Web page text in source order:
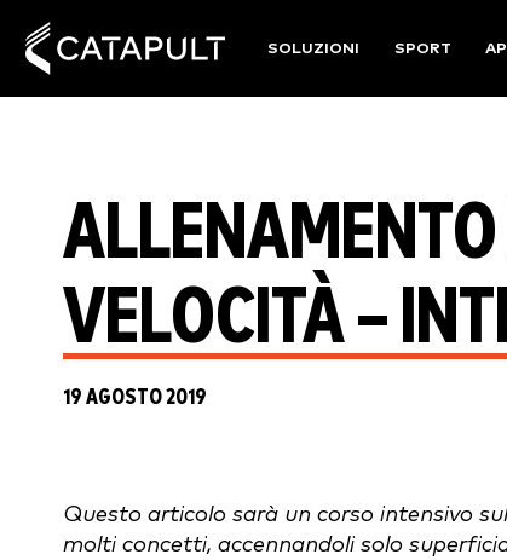
SOLUZIONI SPORT
VELOCITÀ –
19 AGOSTO 2019
Questo articolo sarà un corso intensivo
molti concetti, accennandoli solo